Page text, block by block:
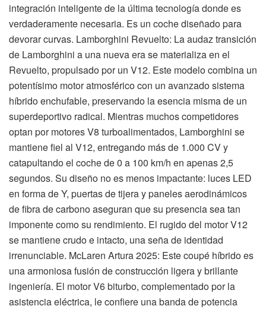
integración inteligente de la última tecnología donde es
verdaderamente necesaria. Es un coche diseñado para
devorar curvas. Lamborghini Revuelto: La audaz transición
de Lamborghini a una nueva era se materializa en el
Revuelto, propulsado por un V12. Este modelo combina un
potentísimo motor atmosférico con un avanzado sistema
híbrido enchufable, preservando la esencia misma de un
superdeportivo radical. Mientras muchos competidores
optan por motores V8 turboalimentados, Lamborghini se
mantiene fiel al V12, entregando más de 1.000 CV y
catapultando el coche de 0 a 100 km/h en apenas 2,5
segundos. Su diseño no es menos impactante: luces LED
en forma de Y, puertas de tijera y paneles aerodinámicos
de fibra de carbono aseguran que su presencia sea tan
imponente como su rendimiento. El rugido del motor V12
se mantiene crudo e intacto, una seña de identidad
irrenunciable. McLaren Artura 2025: Este coupé híbrido es
una armoniosa fusión de construcción ligera y brillante
ingeniería. El motor V6 biturbo, complementado por la
asistencia eléctrica, le confiere una banda de potencia